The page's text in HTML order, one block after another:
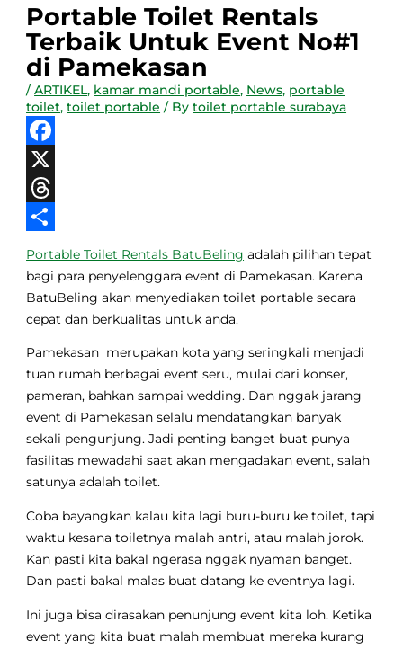
Portable Toilet Rentals
Terbaik Untuk Event No#1
di Pamekasan
/ARTIKEL, kamar mandi portable, News, portable
toilet,toilet portable / Bytoilet portable surabaya
Facebook
X
Threads
Portable Toilet Rentals BatuBeling adalah pilihan tepat
bagi para penyelenggara event di Pamekasan. Karena
BatuBeling akan menyediakan toilet portable secara
cepat dan berkualitas untuk anda.
Pamekasan merupakan kota yang seringkali menjadi
tuan rumah berbagai event seru, mulai dari konser,
pameran, bahkan sampai wedding. Dan nggak jarang
event di Pamekasan selalu mendatangkan banyak
sekali pengunjung. Jadi penting banget buat punya
fasilitas mewadahi saat akan mengadakan event, salah
satunya adalah toilet.
Coba bayangkan kalau kita lagi buru-buru ke toilet, tapi
waktu kesana toiletnya malah antri, atau malah jorok.
Kan pasti kita bakal ngerasa nggak nyaman banget.
Dan pasti bakal malas buat datang ke eventnya lagi.
Ini juga bisa dirasakan penunjung event kita loh. Ketika
event yang kita buat malah membuat mereka kurang